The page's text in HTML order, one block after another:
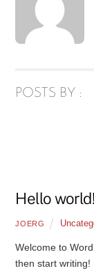
POSTS BY :
Hello world!
JOERG
Welcome to
then start writing!